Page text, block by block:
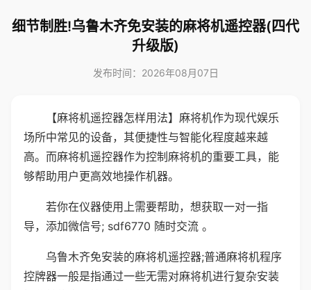
细节制胜!乌鲁木齐免安装的麻将机遥控器(四代
升级版)
发布时间：2026年08月07日
【麻将机遥控器怎样用法】麻将机作为现代娱乐
场所中常见的设备，其便捷性与智能化程度越来越
高。而麻将机遥控器作为控制麻将机的重要工具，能
够帮助用户更高效地操作机器。
若你在仪器使用上需要帮助，想获取一对一指
导，添加微信号; sdf6770 随时交流 。
乌鲁木齐免安装的麻将机遥控器;普通麻将机程序
控牌器一般是指通过一些无需对麻将机进行复杂安装